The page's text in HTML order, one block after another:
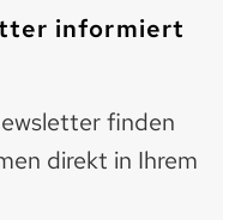
informiert
finden
direkt in Ihrem